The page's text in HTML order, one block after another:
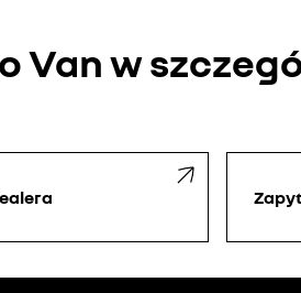
Van w